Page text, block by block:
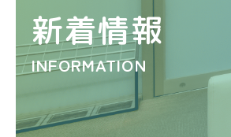
新着情報
INFORMATION